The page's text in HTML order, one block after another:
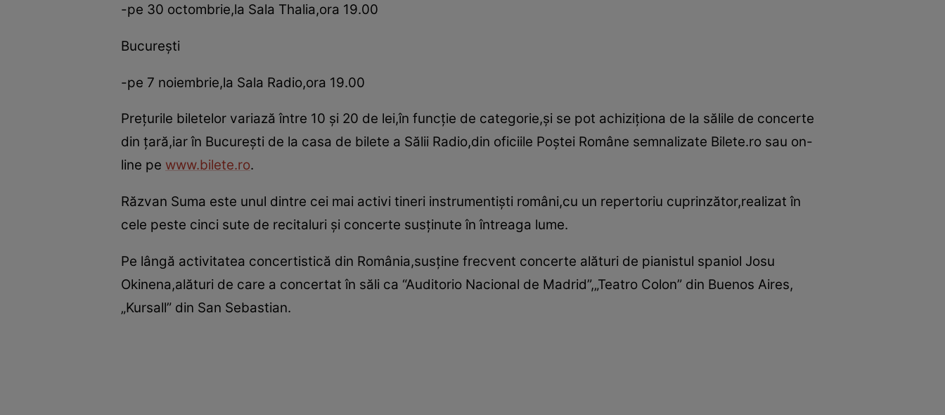
-pe 30 octombrie,la Sala Thalia,ora 19.00
Bucureşti
-pe 7 noiembrie,la Sala Radio,ora 19.00
Preţurile biletelor variază între 10 şi 20 de lei,în funcţie de categorie,şi se pot achiziţiona de la sălile de concerte
din ţară,iar în Bucureşti de la casa de bilete a Sălii Radio,din oficiile Poştei Române semnalizate Bilete.ro sau on-
line pe www.bilete.ro.
Răzvan Suma este unul dintre cei mai activi tineri instrumentişti români,cu un repertoriu cuprinzător,realizat în
cele peste cinci sute de recitaluri şi concerte susţinute în întreaga lume.
Pe lângă activitatea concertistică din România,susţine frecvent concerte alături de pianistul spaniol Josu
Okinena,alături de care a concertat în săli ca “Auditorio Nacional de Madrid”,„Teatro Colon” din Buenos Aires,
„Kursall” din San Sebastian.